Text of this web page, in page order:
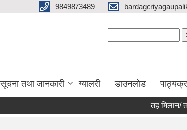
9849873489
सूचना तथा जानकारी ग्यालरी डाउनलोड
तह मिलान/